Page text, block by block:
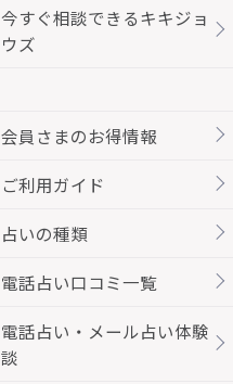
今すぐ相談できるキキジョ
ウズ
会員さまのお得情報
ご利用ガイド
占いの種類
電話占い口コミ一覧
電話占い・メール占い体験
談